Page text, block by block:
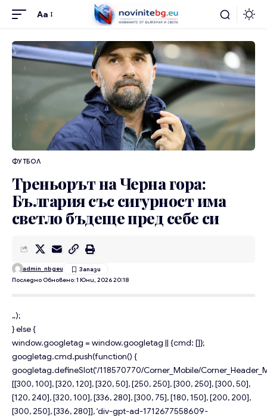
Aa
ФУТБОЛ
Треньорът на Черна гора:
България със сигурност има
светло бъдеще пред себе си
Последно Обновено: 1 Юни, 2026 20:18
admin_nbgeu
„);
} else {
window.googletag = window.googletag || {cmd: []};
googletag.cmd.push(function() {
googletag.defineSlot(‘/118570770/Corner_Mobile/
[[300, 100], [320, 120], [320, 50], [250, 250], [300, 250], [300, 50],
[120, 240], [320, 100], [336, 280], [300, 75], [180, 150], [200, 200],
[300, 250], [336, 280]], ‘div-gpt-ad-1712677558609-